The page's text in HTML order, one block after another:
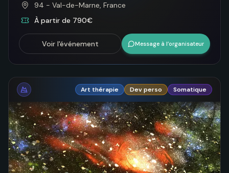
94 - Val-de-Marne, France
À partir de 790€
Voir l'événement Message à l’organisateur
Art thérapie Dev perso Somatique